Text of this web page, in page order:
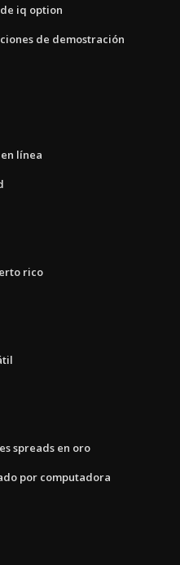
iq option
de demostración
línea
rico
spreads en oro
por computadora